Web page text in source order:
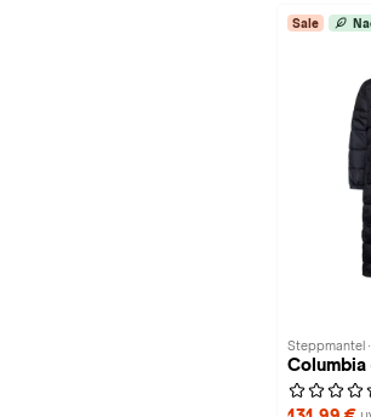
Sale
Steppmantel
Columbia